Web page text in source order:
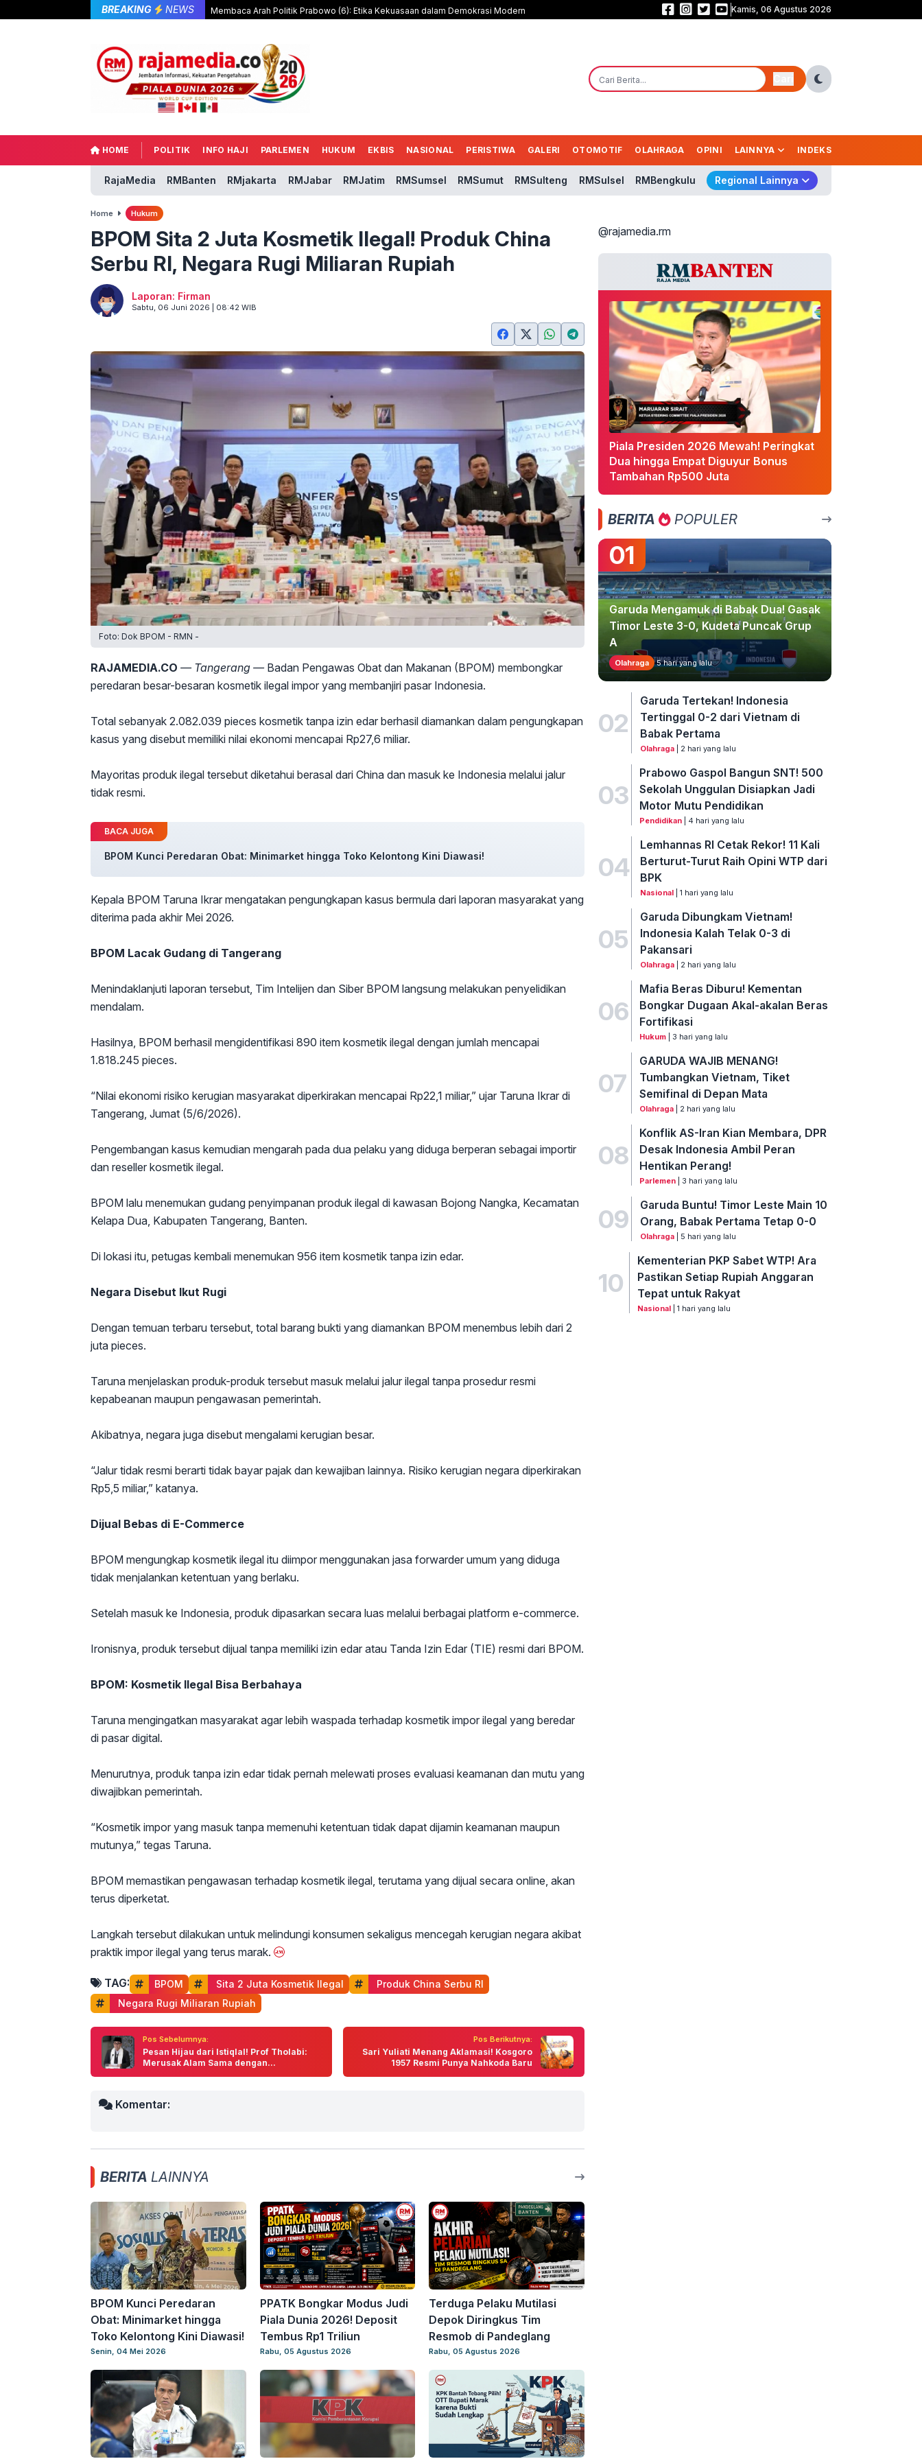
BREAKING NEWS Membaca Arah Politik Prabowo (6): Etika Kekuasaan dalam Demokrasi Modern Ekonomi Indonesia Melaju! Tumbuh 5,29%, Semester I 2026 yang Terbaik
Kamis, 06 Agustus 2026
HOME POLITIK INFO HAJI PARLEMEN HUKUM EKBIS NASIONAL PERISTIWA GALERI OTOMOTIF OLAHRAGA OPINI LAINNYA INDEKS
RajaMedia RMBanten RMjakarta RMJabar RMJatim RMSumsel RMSumut RMSulteng RMSulsel RMBengkulu Regional Lainnya
Home Hukum
BPOM Sita 2 Juta Kosmetik Ilegal! Produk China
Serbu RI, Negara Rugi Miliaran Rupiah
Laporan: Firman
Sabtu, 06 Juni 2026 | 08:42 WIB
Foto: Dok BPOM - RMN -
RAJAMEDIA.CO — Tangerang —Badan Pengawas Obat dan Makanan (BPOM) membongkar
peredaran besar-besaran kosmetik ilegal impor yang membanjiri pasar Indonesia.
Total sebanyak 2.082.039 pieces kosmetik tanpa izin edar berhasil diamankan dalam pengungkapan
kasus yang disebut memiliki nilai ekonomi mencapai Rp27,6 miliar.
Mayoritas produk ilegal tersebut diketahui berasal dari China dan masuk ke Indonesia melalui jalur
tidak resmi.
BACA JUGA
BPOM Kunci Peredaran Obat: Minimarket hingga Toko Kelontong Kini Diawasi!
Kepala BPOM Taruna Ikrar mengatakan pengungkapan kasus bermula dari laporan masyarakat yang
diterima pada akhir Mei 2026.
BPOM Lacak Gudang di Tangerang
Menindaklanjuti laporan tersebut, Tim Intelijen dan Siber BPOM langsung melakukan penyelidikan
mendalam.
Hasilnya, BPOM berhasil mengidentifikasi 890 item kosmetik ilegal dengan jumlah mencapai
1.818.245 pieces.
“Nilai ekonomi risiko kerugian masyarakat diperkirakan mencapai Rp22,1 miliar,” ujar Taruna Ikrar di
Tangerang, Jumat (5/6/2026).
Pengembangan kasus kemudian mengarah pada dua pelaku yang diduga berperan sebagai importir
dan reseller kosmetik ilegal.
BPOM lalu menemukan gudang penyimpanan produk ilegal di kawasan Bojong Nangka, Kecamatan
Kelapa Dua, Kabupaten Tangerang, Banten.
Di lokasi itu, petugas kembali menemukan 956 item kosmetik tanpa izin edar.
Negara Disebut Ikut Rugi
Dengan temuan terbaru tersebut, total barang bukti yang diamankan BPOM menembus lebih dari 2
juta pieces.
Taruna menjelaskan produk-produk tersebut masuk melalui jalur ilegal tanpa prosedur resmi
kepabeanan maupun pengawasan pemerintah.
Akibatnya, negara juga disebut mengalami kerugian besar.
“Jalur tidak resmi berarti tidak bayar pajak dan kewajiban lainnya. Risiko kerugian negara diperkirakan
Rp5,5 miliar,” katanya.
Dijual Bebas di E-Commerce
BPOM mengungkap kosmetik ilegal itu diimpor menggunakan jasa forwarder umum yang diduga
tidak menjalankan ketentuan yang berlaku.
Setelah masuk ke Indonesia, produk dipasarkan secara luas melalui berbagai platform e-commerce.
Ironisnya, produk tersebut dijual tanpa memiliki izin edar atau Tanda Izin Edar (TIE) resmi dari BPOM.
BPOM: Kosmetik Ilegal Bisa Berbahaya
Taruna mengingatkan masyarakat agar lebih waspada terhadap kosmetik impor ilegal yang beredar
di pasar digital.
Menurutnya, produk tanpa izin edar tidak pernah melewati proses evaluasi keamanan dan mutu yang
diwajibkan pemerintah.
“Kosmetik impor yang masuk tanpa memenuhi ketentuan tidak dapat dijamin keamanan maupun
mutunya,” tegas Taruna.
BPOM memastikan pengawasan terhadap kosmetik ilegal, terutama yang dijual secara online, akan
terus diperketat.
Langkah tersebut dilakukan untuk melindungi konsumen sekaligus mencegah kerugian negara akibat
praktik impor ilegal yang terus marak.
TAG: BPOM Sita 2 Juta Kosmetik Ilegal
Produk China Serbu RI
Negara Rugi Miliaran Rupiah
Pos Sebelumnya:
Pesan Hijau dari Istiqlal! Prof Tholabi:
Merusak Alam Sama dengan...
Pos Berikutnya:
Sari Yuliati Menang Aklamasi! Kosgoro
1957 Resmi Punya Nahkoda Baru
Komentar:
BERITA LAINNYA
BPOM Kunci Peredaran
Obat: Minimarket hingga
Toko Kelontong Kini Diawasi!
Senin, 04 Mei 2026
PPATK Bongkar Modus Judi
Piala Dunia 2026! Deposit
Tembus Rp1 Triliun
Rabu, 05 Agustus 2026
Terduga Pelaku Mutilasi
Depok Diringkus Tim
Resmob di Pandeglang
Rabu, 05 Agustus 2026
@rajamedia.rm
Piala Presiden 2026 Mewah! Peringkat
Dua hingga Empat Diguyur Bonus
Tambahan Rp500 Juta
BERITA POPULER
01
Garuda Mengamuk di Babak Dua! Gasak
Timor Leste 3-0, Kudeta Puncak Grup
A
Olahraga 5 hari yang lalu
02
Garuda Tertekan! Indonesia
Tertinggal 0-2 dari Vietnam di
Babak Pertama
Olahraga| 2 hari yang lalu
03
Prabowo Gaspol Bangun SNT! 500
Sekolah Unggulan Disiapkan Jadi
Motor Mutu Pendidikan
Pendidikan | 4 hari yang lalu
04
Lemhannas RI Cetak Rekor! 11 Kali
Berturut-Turut Raih Opini WTP dari
BPK
Nasional| 1 hari yang lalu
05
Garuda Dibungkam Vietnam!
Indonesia Kalah Telak 0-3 di
Pakansari
Olahraga| 2 hari yang lalu
06
Mafia Beras Diburu! Kementan
Bongkar Dugaan Akal-akalan Beras
Fortifikasi
Hukum | 3 hari yang lalu
07
GARUDA WAJIB MENANG!
Tumbangkan Vietnam, Tiket
Semifinal di Depan Mata
Olahraga | 2 hari yang lalu
08
Konflik AS-Iran Kian Membara, DPR
Desak Indonesia Ambil Peran
Hentikan Perang!
Parlemen | 3 hari yang lalu
09
Garuda Buntu! Timor Leste Main 10
Orang, Babak Pertama Tetap 0-0
Olahraga| 5 hari yang lalu
10
Kementerian PKP Sabet WTP! Ara
Pastikan Setiap Rupiah Anggaran
Tepat untuk Rakyat
Nasional | 1 hari yang lalu